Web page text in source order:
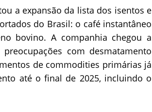
a expansão da lista dos isentos e
do Brasil: o café instantâneo
bovino. A companhia chegou a
com desmatamento
de commodities primárias já
até o final de 2025, incluindo o